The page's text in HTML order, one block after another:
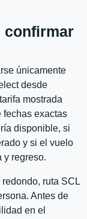
confirmar
únicamente
desde
mostrada
fechas exactas
disponible, si
y si el vuelo
y regreso.
ruta SCL
Antes de
en el